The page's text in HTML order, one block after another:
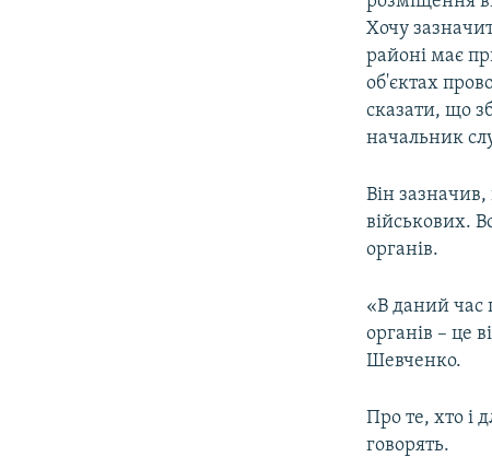
Хочу
районі має
об'єктах
сказати, що
начальник
Він
військових.
органів.
«В даний час
органів – це
Шевченко.
Про те, хто і
говорять.